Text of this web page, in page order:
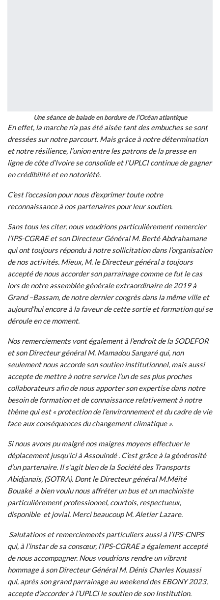
Une séance de balade en bordure de l’Océan atlantique
En effet, la marche n’a pas été aisée tant des embuches se sont
dressées sur notre parcourt. Mais grâce à notre détermination
et notre résilience, l’union entre les patrons de la presse en
ligne de côte d’Ivoire se consolide et l’UPLCI continue de gagner
en crédibilité et en notoriété.
C’est l’occasion pour nous d’exprimer toute notre
reconnaissance à nos partenaires pour leur soutien.
Sans tous les citer, nous voudrions particulièrement remercier
l’IPS-CGRAE et son Directeur Général M. Berté Abdrahamane
qui ont toujours répondu à notre sollicitation dans l’organisation
de nos activités. Mieux, M. le Directeur général a toujours
accepté de nous accorder son parrainage comme ce fut le cas
lors de notre assemblée générale extraordinaire de 2019 à
Grand –Bassam, de notre dernier congrès dans la même ville et
aujourd’hui encore à la faveur de cette sortie et formation qui se
déroule en ce moment.
Nos remerciements vont également à l’endroit de la SODEFOR
et son Directeur général M. Mamadou Sangaré qui, non
seulement nous accorde son soutien institutionnel, mais aussi
accepte de mettre à notre service l’un de ses plus proches
collaborateurs afin de nous apporter son expertise dans notre
besoin de formation et de connaissance relativement à notre
thème qui est « protection de l’environnement et du cadre de vie
face aux conséquences du changement climatique ».
Si nous avons pu malgré nos maigres moyens effectuer le
déplacement jusqu’ici à Assouindé . C’est grâce à la générosité
d’un partenaire. Il s’agit bien de la Société des Transports
Abidjanais, (SOTRA). Dont le Directeur général M.Méïté
Bouaké a bien voulu nous affréter un bus et un machiniste
particulièrement professionnel, courtois, respectueux,
disponible et jovial. Merci beaucoup M. Aletier Lazare.
Salutations et remerciements particuliers aussi à l’IPS-CNPS
qui, à l’instar de sa consœur, l’IPS-CGRAE a également accepté
de nous accompagner. Nous voudrions rendre un vibrant
hommage à son Directeur Général M. Dénis Charles Kouassi
qui, après son grand parrainage au weekend des EBONY 2023,
accepte d’accorder à l’UPLCI le soutien de son Institution.